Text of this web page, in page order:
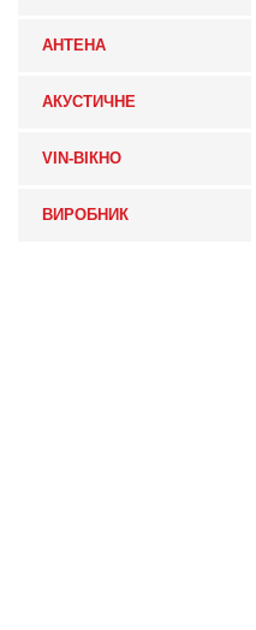
АНТЕНА
АКУСТИЧНЕ
VIN-ВІКНО
ВИРОБНИК